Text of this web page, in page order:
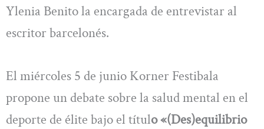
Ylenia Benito la encargada de entrevistar al
escritor barcelonés.
El miércoles 5 de junio Korner Festibala
propone un debate sobre la salud mental en el
deporte de élite bajo el título «(Des)equilibrio